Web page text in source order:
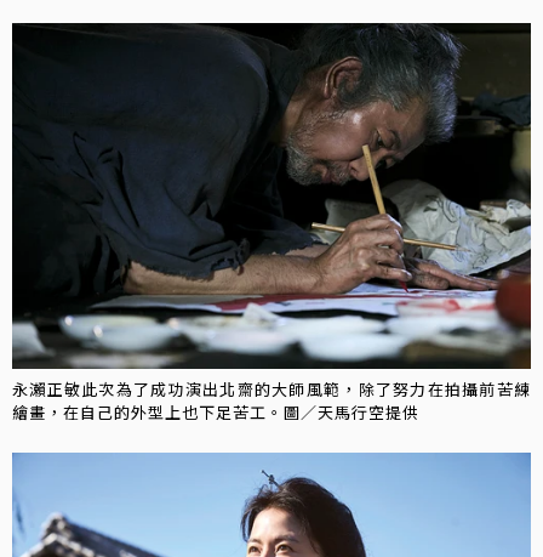
永瀨正敏此次為了成功演出北齋的大師風範，除了努力在拍攝前苦練
繪畫，在自己的外型上也下足苦工。圖／天馬行空提供